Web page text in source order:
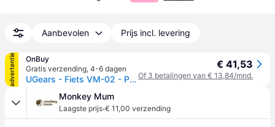
Aanbevolen Prijs incl. levering
advertentie
OnBuy
Gratis verzending, 4-6 dagen
UGears - Fiets VM-02 - Puzzel van 189 stukken in multiplex voor een 14-jarige jongen
€ 41,53
Of 3 betalingen van € 13,84/mnd.
Monkey Mum
Laagste prijs·€ 11,00 verzending